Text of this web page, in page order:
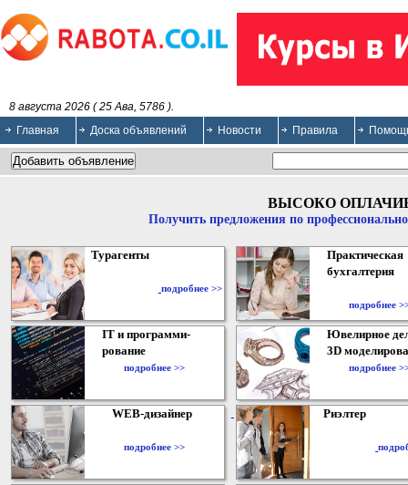
8 августа 2026 ( 25 Ава, 5786 ).
Главная
Доска объявлений Новости Правила
ВЫСОКО
Получить предложения по
Турагенты
подробнее >>
Практическая
бухгалтерия
подробнее
IT и программи-
рование
подробнее >>
Ювелирное
3D
подробнее
WEB-дизайнер
подробнее >>
Риэлтер